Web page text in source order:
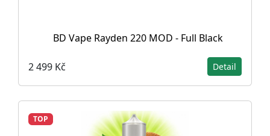
BD Vape Rayden 220 MOD - Full Black
2 499 Kč Detail
TOP